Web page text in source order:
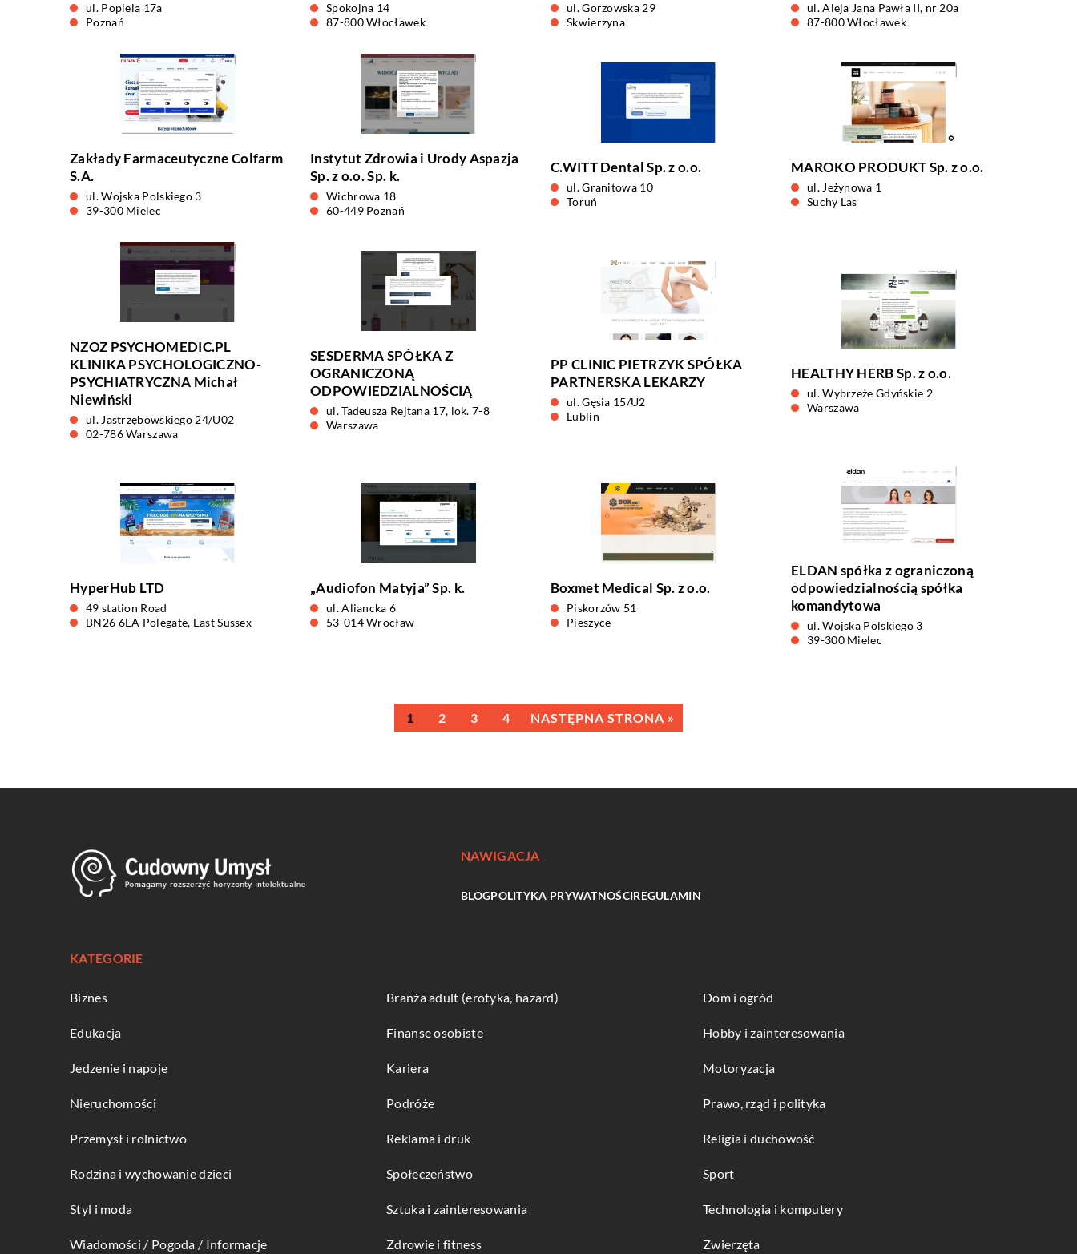
ul. Popiela 17a
Poznań
Spokojna 14
87-800 Włocławek
ul. Gorzowska 29
Skwierzyna
ul. Aleja Jana Pawła II, nr 20a
87-800 Włocławek
Zakłady Farmaceutyczne Colfarm
S.A.
ul. Wojska Polskiego 3
39-300 Mielec
Instytut Zdrowia i Urody Aspazja
Sp. z o.o. Sp. k.
Wichrowa 18
60-449 Poznań
C.WITT Dental Sp. z o.o.
ul. Granitowa 10
Toruń
MAROKO PRODUKT Sp. z o.o.
ul. Jeżynowa 1
Suchy Las
NZOZ PSYCHOMEDIC.PL
KLINIKA PSYCHOLOGICZNO-
PSYCHIATRYCZNA Michał
Niewiński
ul. Jastrzębowskiego 24/U02
02-786 Warszawa
SESDERMA SPÓŁKA Z
OGRANICZONĄ
ODPOWIEDZIALNOŚCIĄ
ul. Tadeusza Rejtana 17, lok. 7-8
Warszawa
PP CLINIC PIETRZYK SPÓŁKA
PARTNERSKA LEKARZY
ul. Gęsia 15/U2
Lublin
HEALTHY HERB Sp. z o.o.
ul. Wybrzeże Gdyńskie 2
Warszawa
HyperHub LTD
49 station Road
BN26 6EA Polegate, East Sussex
„Audiofon Matyja” Sp. k.
ul. Aliancka 6
53-014 Wrocław
Boxmet Medical Sp. z o.o.
Piskorzów 51
Pieszyce
ELDAN spółka z ograniczoną
odpowiedzialnością spółka
komandytowa
ul. Wojska Polskiego 3
39-300 Mielec
1 2 3 4 NASTĘPNA STRONA »
NAWIGACJA
BLOGPOLITYKA PRYWATNOŚCIREGULAMIN
KATEGORIE
Biznes Branża adult (erotyka, hazard) Dom i ogród
Edukacja Finanse osobiste Hobby i zainteresowania
Jedzenie i napoje Kariera Motoryzacja
Nieruchomości Podróże Prawo, rząd i polityka
Przemysł i rolnictwo Reklama i druk Religia i duchowość
Rodzina i wychowanie dzieci Społeczeństwo Sport
Styl i moda Sztuka i zainteresowania Technologia i komputery
Wiadomości / Pogoda / Informacje Zdrowie i fitness Zwierzęta